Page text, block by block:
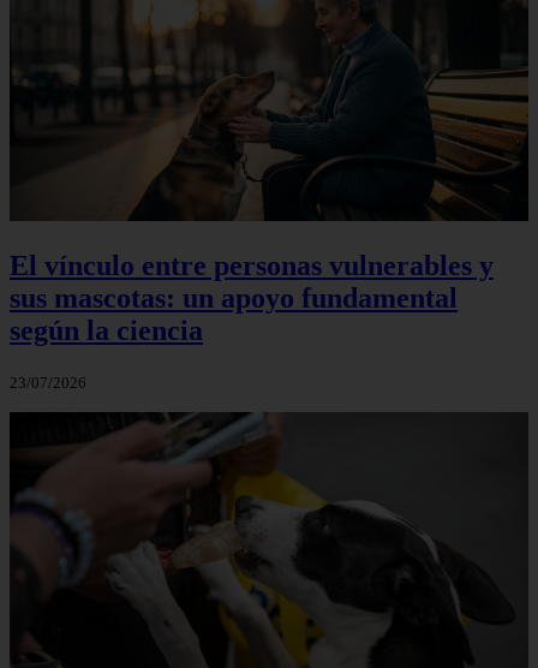
El vínculo entre personas vulnerables y
sus mascotas: un apoyo fundamental
según la ciencia
23/07/2026